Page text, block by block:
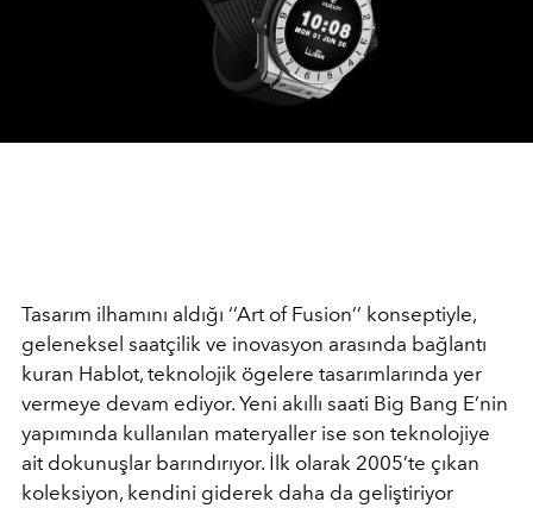
Tasarım ilhamını aldığı ‘’Art of Fusion’’ konseptiyle,
geleneksel saatçilik ve inovasyon arasında bağlantı
kuran Hablot, teknolojik ögelere tasarımlarında yer
vermeye devam ediyor. Yeni akıllı saati Big Bang E’nin
yapımında kullanılan materyaller ise son teknolojiye
ait dokunuşlar barındırıyor. İlk olarak 2005’te çıkan
koleksiyon, kendini giderek daha da geliştiriyor